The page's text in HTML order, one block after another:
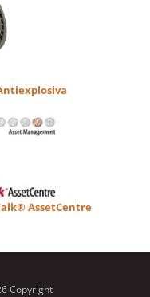
AssetCentre
Copyright